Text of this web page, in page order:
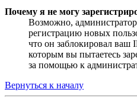
Почему я не могу
Возможно,
регистрацию новых
что он заблокировал ваш
которым вы пытаетесь
за помощью к
Вернуться к началу